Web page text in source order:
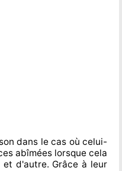
dans le cas où celui-
abîméeslorsque cela
d'autre. Grâce à leur